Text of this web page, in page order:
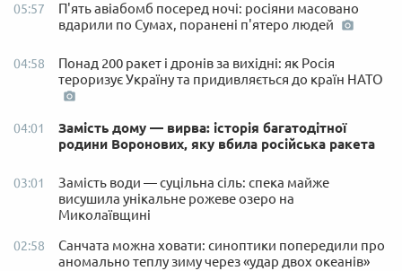
05:57
П'ять авіабомб посеред ночі: росіяни масовано
вдарили по Сумах, поранені п'ятеро людей
04:58
Понад 200 ракет і дронів за вихідні: як Росія
тероризує Україну та придивляється до країн НАТО
04:01
Замість дому — вирва: історія багатодітної
родини Воронових, яку вбила російська ракета
03:01
Замість води — суцільна сіль: спека майже
висушила унікальне рожеве озеро на
Миколаївщині
02:58
Санчата можна ховати: синоптики попередили про
аномально теплу зиму через «удар двох океанів»